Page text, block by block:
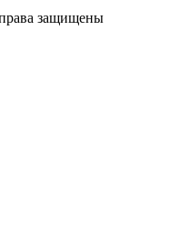
защищены